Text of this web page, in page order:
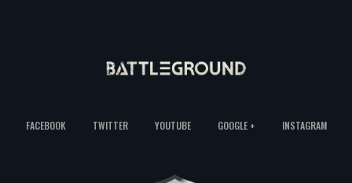
FACEBOOK TWITTER YOUTUBE GOOGLE + INSTAGRAM